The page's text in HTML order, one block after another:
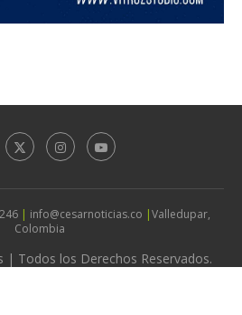
info@cesarnoticias.co
Valledupar,
Colombia
| Todos los Derechos Reservados.